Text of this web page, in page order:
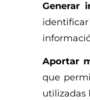
Generar
Aportar
que
utilizadas